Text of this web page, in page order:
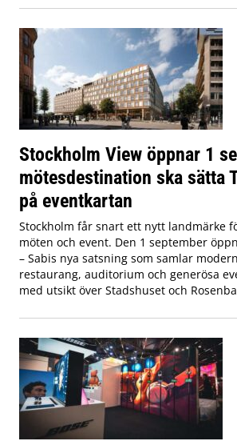
Stockholm View öppnar 1
mötesdestination ska sätta
på eventkartan
Stockholm får snart ett nytt landmärke
möten och event. Den 1 september
– Sabis nya satsning som samlar
restaurang, auditorium och generösa
med utsikt över Stadshuset och